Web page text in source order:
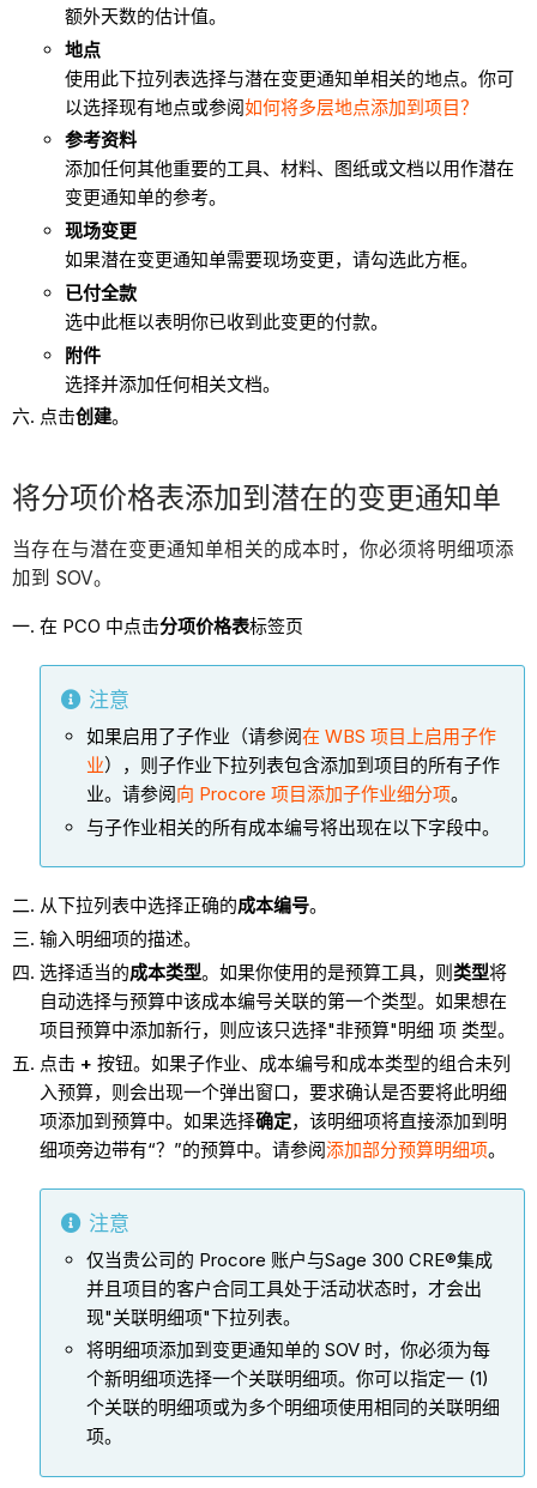
额外天数的估计值。
地点
使用此下拉列表选择与潜在变更通知单相关的地点。你可
以选择现有地点或参阅如何将多层地点添加到项目？
参考资料
添加任何其他重要的工具、材料、图纸或文档以用作潜在
变更通知单的参考。
现场变更
如果潜在变更通知单需要现场变更，请勾选此方框。
已付全款
选中此框以表明你已收到此变更的付款。
附件
选择并添加任何相关文档。
点击创建。
将分项价格表添加到潜在的变更通知单
当存在与潜在变更通知单相关的成本时，你必须将明细项添
加到 SOV。
在 PCO 中点击分项价格表标签页
注意
如果启用了子作业（请参阅在 WBS 项目上启用子作
业），则子作业下拉列表包含添加到项目的所有子作
业。 请参阅向 Procore 项目添加子作业细分项。
与子作业相关的所有成本编号将出现在以下字段中。
从下拉列表中选择正确的成本编号。
输入明细项的描述。
选择适当的成本类型。如果你使用的是预算工具，则类型将
自动选择与预算中该成本编号关联的第一个类型。 如果想在
项目预算中添加新行，则应该只选择"非预算"明细 项 类型。
点击 + 按钮。如果子作业、成本编号和成本类型的组合未列
入预算，则会出现一个弹出窗口，要求确认是否要将此明细
项添加到预算中。如果选择确定，该明细项将直接添加到明
细项旁边带有“？”的预算中。请参阅添加部分预算明细项。
注意
仅当贵公司的 Procore 账户与Sage 300 CRE®集成
并且项目的客户合同工具处于活动状态时，才会出
现"关联明细项"下拉列表。
将明细项添加到变更通知单的 SOV 时，你必须为每
个新明细项选择一个关联明细项。你可以指定一 (1)
个关联的明细项或为多个明细项使用相同的关联明细
项。